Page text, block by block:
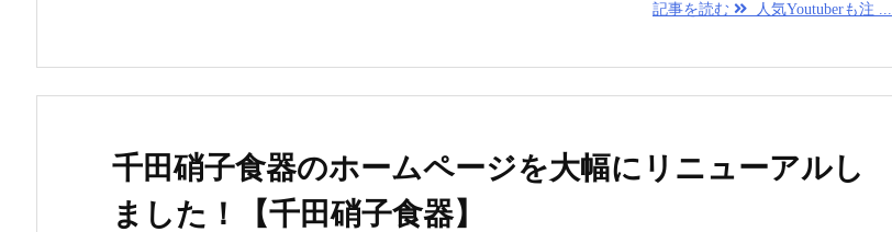
記事を読む 人気Youtuberも注 ...
千田硝子食器のホームページを大幅にリニューアルし
ました！【千田硝子食器】